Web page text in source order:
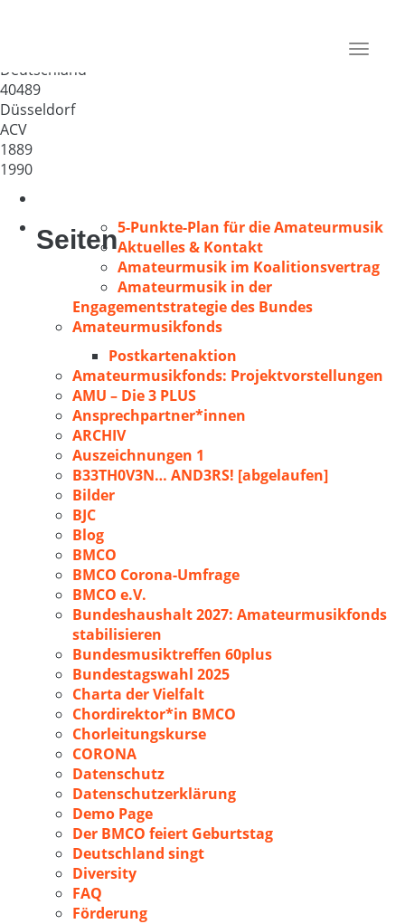
Toggle
Deutschland
40489
Düsseldorf
ACV
1889
1990
Seiten5-Punkte-Plan für die Amateurmusik
Aktuelles & Kontakt
Amateurmusik im Koalitionsvertrag
Amateurmusik in der
Engagementstrategie des Bundes
Amateurmusikfonds
Postkartenaktion
Amateurmusikfonds: Projektvorstellungen
AMU – Die 3 PLUS
Ansprechpartner*innen
ARCHIV
Auszeichnungen 1
B33TH0V3N… AND3RS! [abgelaufen]
Bilder
BJC
Blog
BMCO
BMCO Corona-Umfrage
BMCO e.V.
Bundeshaushalt 2027: Amateurmusikfonds
stabilisieren
Bundesmusiktreffen 60plus
Bundestagswahl 2025
Charta der Vielfalt
Chordirektor*in BMCO
Chorleitungskurse
CORONA
Datenschutz
Datenschutzerklärung
Demo Page
Der BMCO feiert Geburtstag
Deutschland singt
Diversity
FAQ
Förderung